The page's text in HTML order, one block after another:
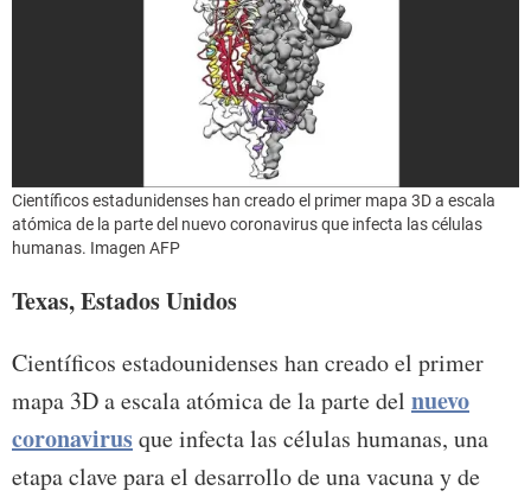
Científicos estadunidenses han creado el primer mapa 3D a escala
atómica de la parte del nuevo coronavirus que infecta las células
humanas. Imagen AFP
Texas, Estados Unidos
Científicos estadounidenses han creado el primer
mapa 3D a escala atómica de la parte del nuevo
coronavirusque infecta las células humanas, una
etapa clave para el desarrollo de una vacuna y de